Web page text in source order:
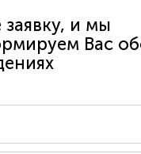
заявку, и мы
Вас